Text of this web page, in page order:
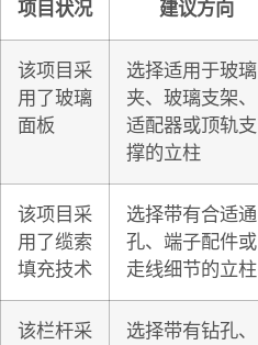
项目状况 建议方向
该项目采
用了玻璃
面板
选择适用于玻璃
夹、玻璃支架、
适配器或顶轨支
撑的立柱
该项目采
用了缆索
填充技术
选择带有合适通
孔、端子配件或
走线细节的立柱
该栏杆采
选择带有钻孔、